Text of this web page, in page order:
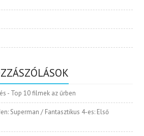
- Top 10 filmek az űrben
Superman / Fantasztikus 4-es: Első